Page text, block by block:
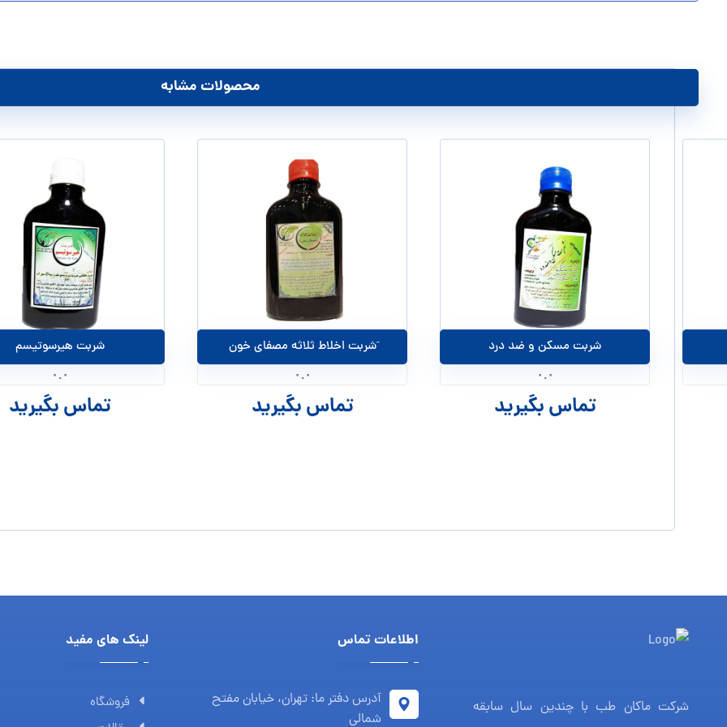
محصولات مشابه
شربت مسکن و ضد درد
۰.۰
تماس بگیرید
‌‌َشربت اخلاط ثلاثه مصفای خون
۰.۰
تماس بگیرید
شربت هیرسوتیسم
۰.۰
تماس بگیرید
شرکت ماکان طب با چندین سال سابقه
اطلاعات تماس
آدرس دفتر ما: تهران، خیابان مفتح
شمالی
لینک های مفید
فروشگاه